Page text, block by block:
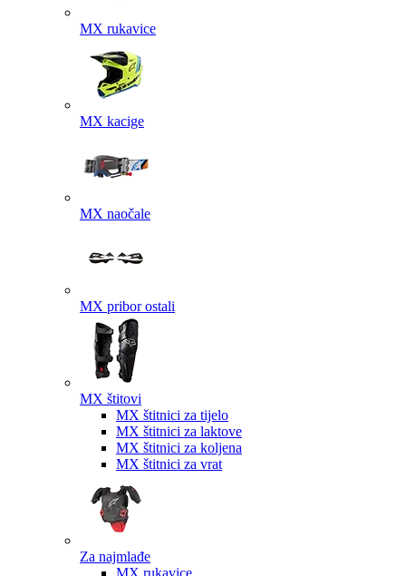
MX rukavice
MX kacige
MX naočale
MX pribor ostali
MX štitovi
MX štitnici za tijelo
MX štitnici za laktove
MX štitnici za koljena
MX štitnici za vrat
Za najmlađe
MX rukavice